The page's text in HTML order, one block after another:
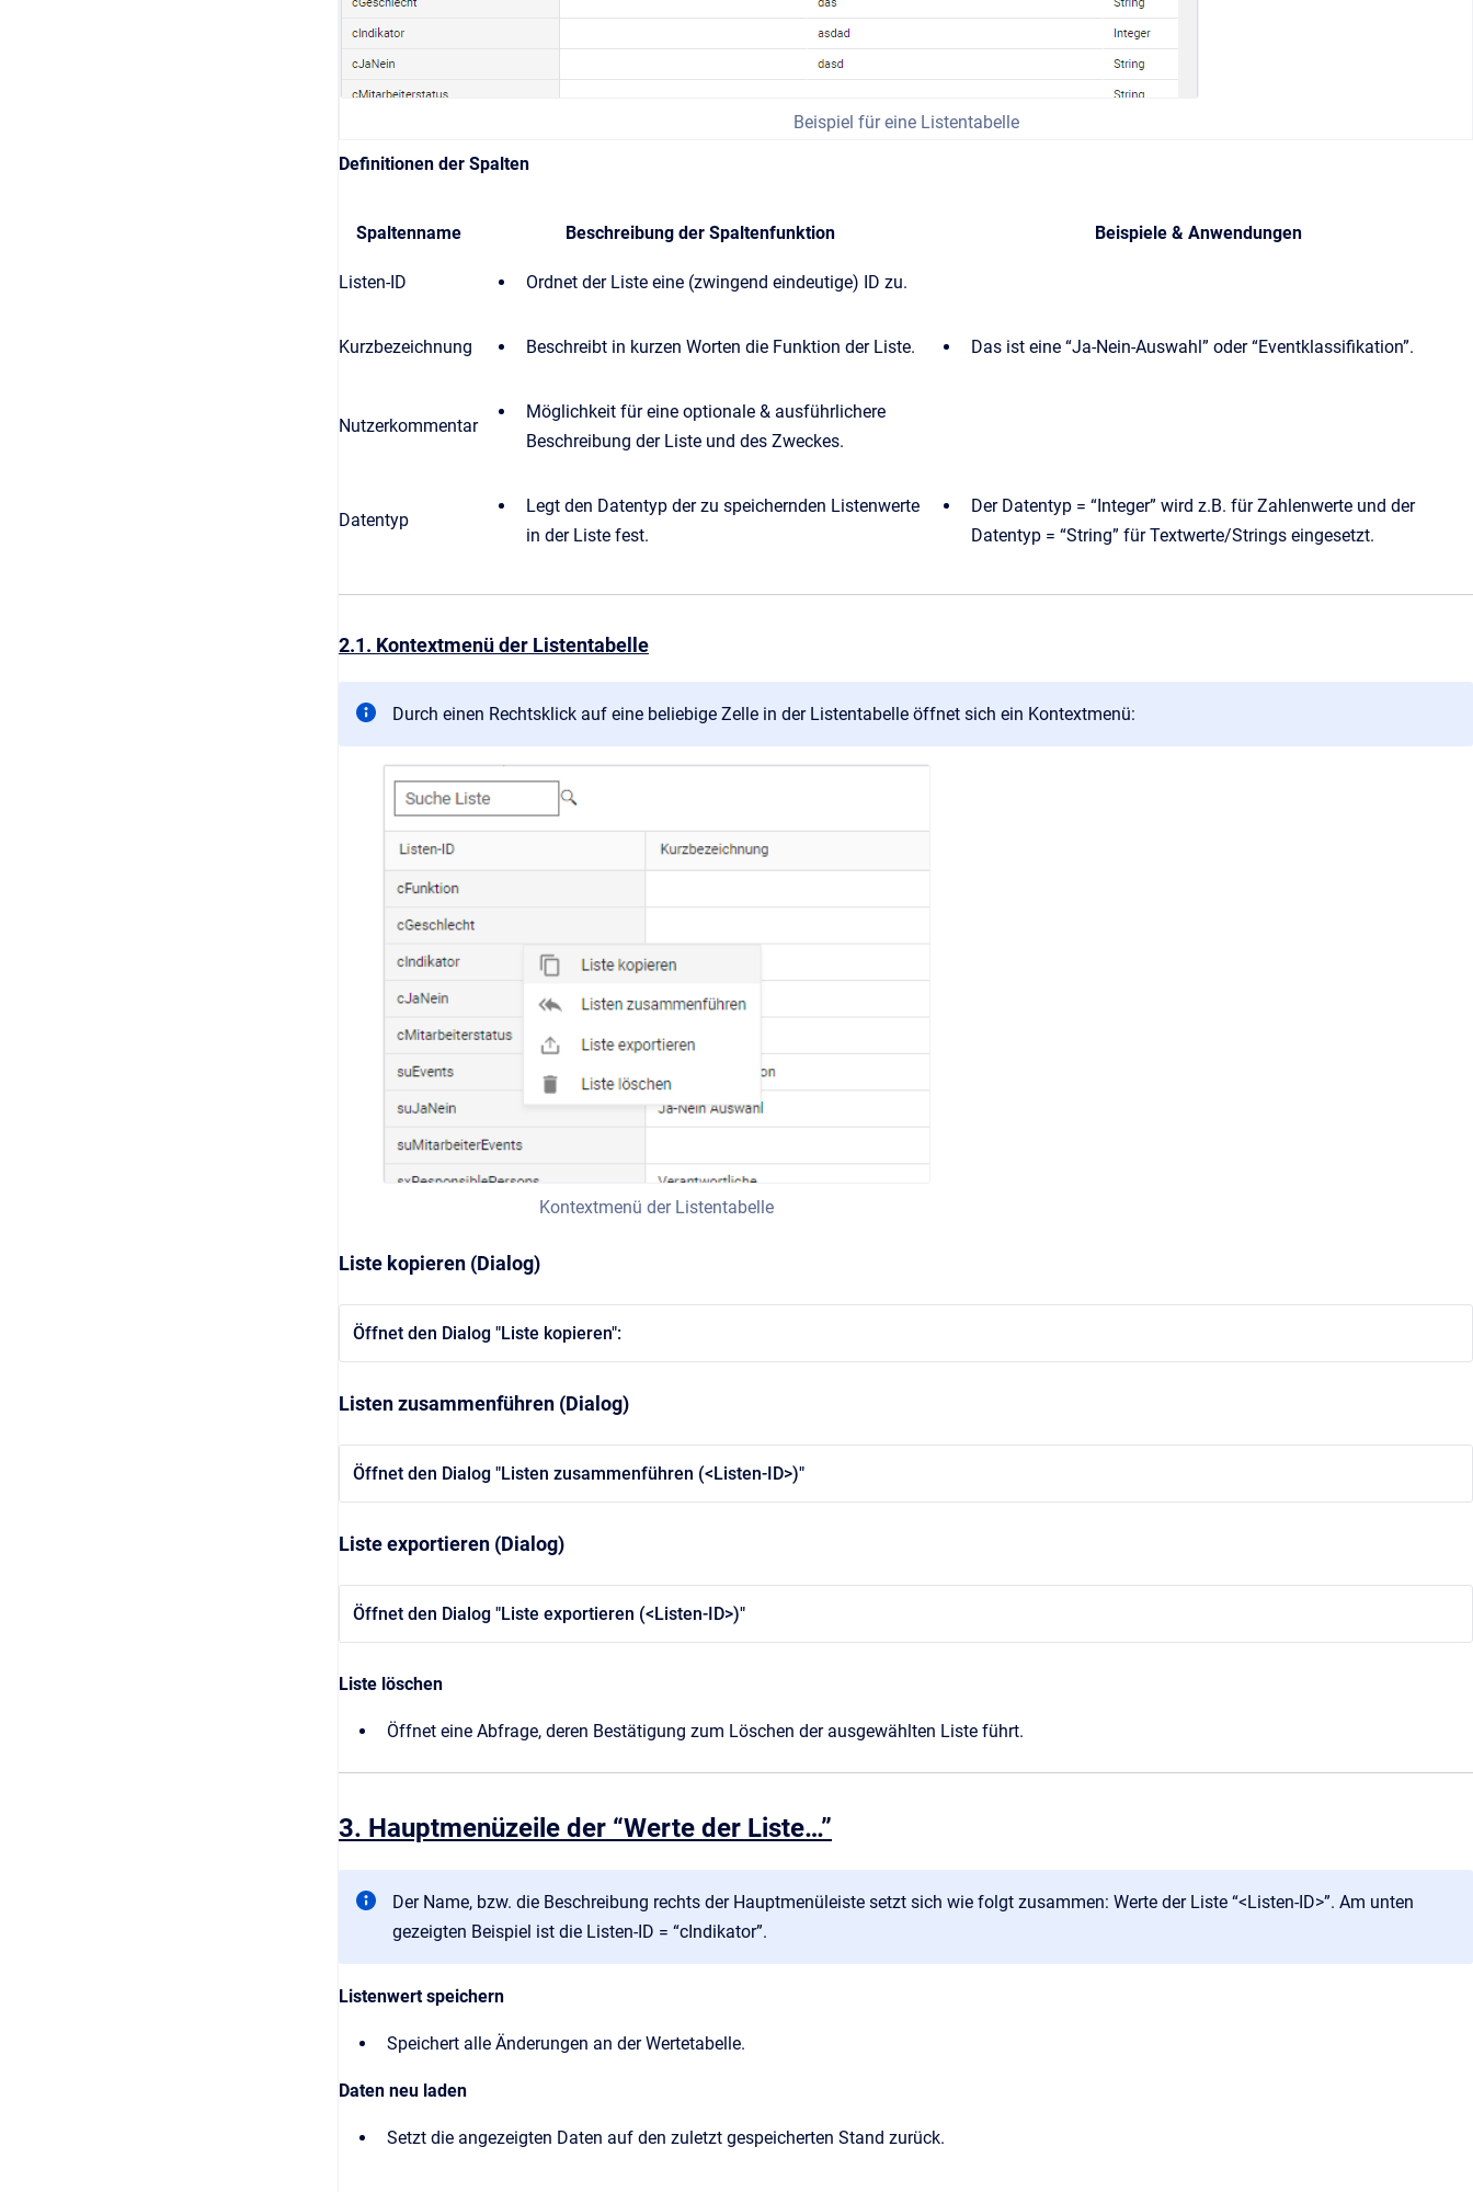
Beispiel für eine Listentabelle
Definitionen der Spalten
Spaltenname Beschreibung der Spaltenfunktion Beispiele & Anwendungen
Listen-ID Ordnet der Liste eine (zwingend eindeutige) ID zu.
Kurzbezeichnung Beschreibt in kurzen Worten die Funktion der Liste. Das ist eine “Ja-Nein-Auswahl” oder “Eventklassifikation”.
Nutzerkommentar
Möglichkeit für eine optionale & ausführlichere
Beschreibung der Liste und des Zweckes.
Datentyp
Legt den Datentyp der zu speichernden Listenwerte
in der Liste fest.
Der Datentyp = “Integer” wird z.B. für Zahlenwerte und der
Datentyp = “String” für Textwerte/Strings eingesetzt.
2.1. Kontextmenü der Listentabelle
Durch einen Rechtsklick auf eine beliebige Zelle in der Listentabelle öffnet sich ein Kontextmenü:
Kontextmenü der Listentabelle
Liste kopieren (Dialog)
Öffnet den Dialog "Liste kopieren":
Listen zusammenführen (Dialog)
Öffnet den Dialog "Listen zusammenführen (<Listen-ID>)"
Liste exportieren (Dialog)
Öffnet den Dialog "Liste exportieren (<Listen-ID>)"
Liste löschen
Öffnet eine Abfrage, deren Bestätigung zum Löschen der ausgewählten Liste führt.
3. Hauptmenüzeile der “Werte der Liste…”
Der Name, bzw. die Beschreibung rechts der Hauptmenüleiste setzt sich wie folgt zusammen: Werte der Liste “<Listen-ID>”. Am unten
gezeigten Beispiel ist die Listen-ID = “cIndikator”.
Listenwert speichern
Speichert alle Änderungen an der Wertetabelle.
Daten neu laden
Setzt die angezeigten Daten auf den zuletzt gespeicherten Stand zurück.